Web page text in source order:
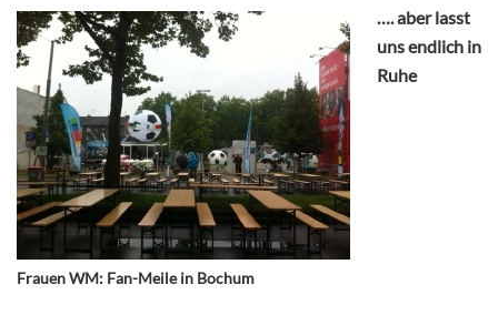
Frauen WM: Fan-Meile in Bochum
…. aber lasst
uns endlich in
Ruhe